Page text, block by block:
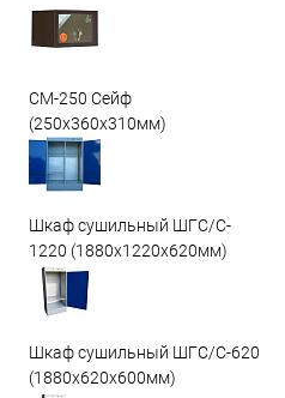
СМ-250 Сейф
(250х360х310мм)
Шкаф сушильный ШГС/C-
1220 (1880x1220x620мм)
Шкаф сушильный ШГС/C-620
(1880x620x600мм)